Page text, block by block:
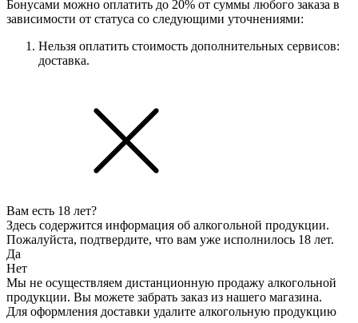
Бонусами можно оплатить до 20% от суммы любого заказа в
зависимости от статуса со следующими уточнениями:
Нельзя оплатить стоимость дополнительных сервисов:
доставка.
Вам есть 18 лет?
Здесь содержится информация об алкогольной продукции.
Пожалуйста, подтвердите, что вам уже исполнилось 18 лет.
Да
Нет
Мы не осуществляем дистанционную продажу алкогольной
продукции. Вы можете забрать заказ из нашего магазина.
Для оформления доставки удалите алкогольную продукцию